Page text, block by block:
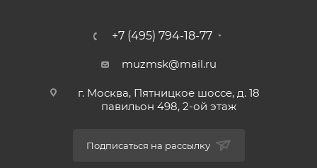
+7 (495) 794-18-77
muzmsk@mail.ru
г. Москва, Пятницкое шоссе, д. 18
павильон 498, 2-ой этаж
Подписаться на рассылку